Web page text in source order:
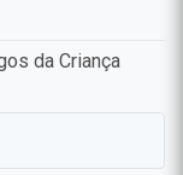
da Criança